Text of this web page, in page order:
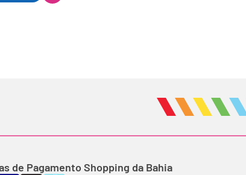
de Pagamento Shopping da Bahia